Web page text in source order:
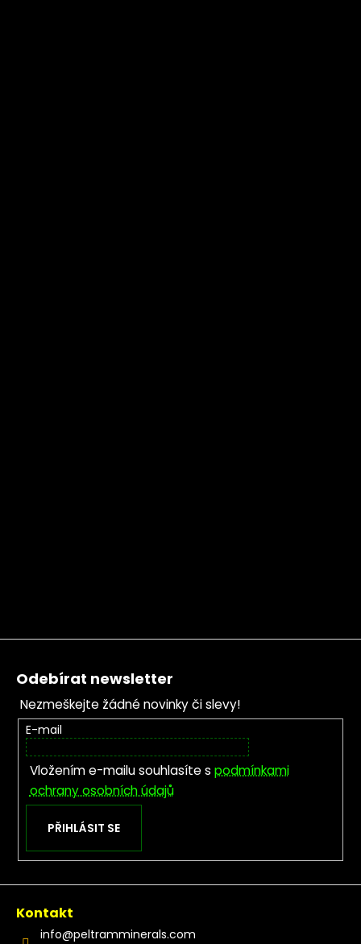
Zápatí
Odebírat newsletter
Nezmeškejte žádné novinky či slevy!
E-mail
Vložením e-mailu souhlasíte s podmínkami
ochrany osobních údajů
PŘIHLÁSIT SE
Kontakt
info@peltramminerals.com